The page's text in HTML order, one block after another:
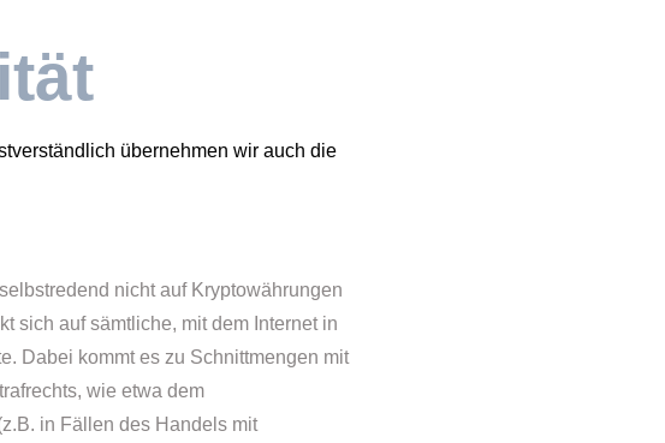
übernehmen wir auch die
nicht auf Kryptowährungen
sich auf sämtliche, mit dem Internet in
Dabei kommt es zu Schnittmengen mit
wie etwa dem
in Fällen des Handels mit